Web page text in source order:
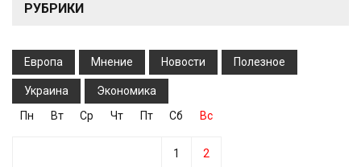
РУБРИКИ
Европа Мнение Новости Полезное
Украина
Экономика
Пн
Вт Ср Чт Пт Сб Вс
1 2